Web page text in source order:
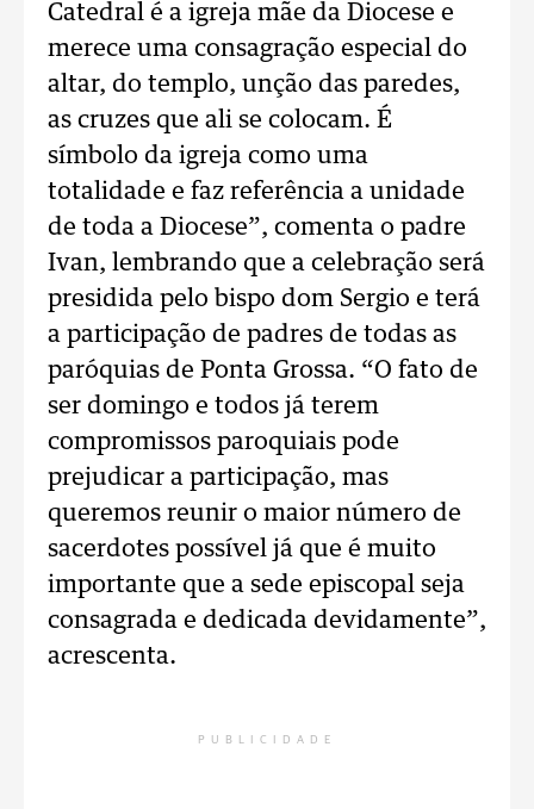
Catedral é a igreja mãe da Diocese e
merece uma consagração especial do
altar, do templo, unção das paredes,
as cruzes que ali se colocam. É
símbolo da igreja como uma
totalidade e faz referência a unidade
de toda a Diocese”, comenta o padre
Ivan, lembrando que a celebração será
presidida pelo bispo dom Sergio e terá
a participação de padres de todas as
paróquias de Ponta Grossa. “O fato de
ser domingo e todos já terem
compromissos paroquiais pode
prejudicar a participação, mas
queremos reunir o maior número de
sacerdotes possível já que é muito
importante que a sede episcopal seja
consagrada e dedicada devidamente”,
acrescenta.
PUBLICIDADE